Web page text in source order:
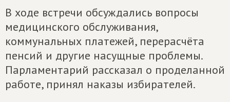
В ходе встречи обсуждались вопросы
медицинского обслуживания,
коммунальных платежей, перерасчёта
пенсий и другие насущные проблемы.
Парламентарий рассказал о проделанной
работе, принял наказы избирателей.